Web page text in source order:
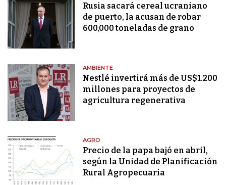
Rusia sacará cereal ucraniano
de puerto, la acusan de robar
600,000 toneladas de grano
AMBIENTE
Nestlé invertirá más de US$1.200
millones para proyectos de
agricultura regenerativa
AGRO
Precio de la papa bajó en abril,
según la Unidad de Planificación
Rural Agropecuaria